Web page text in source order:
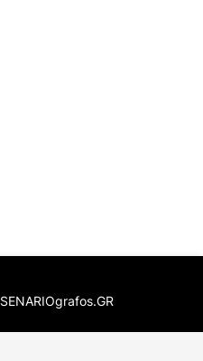
SENARIOgrafos.GR